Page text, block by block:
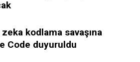
kodlama savaşına
Code duyuruldu